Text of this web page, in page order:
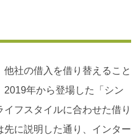
社の借入を借り替えること
年から登場した「シン
フスタイルに合わせた借り
に説明した通り、インター